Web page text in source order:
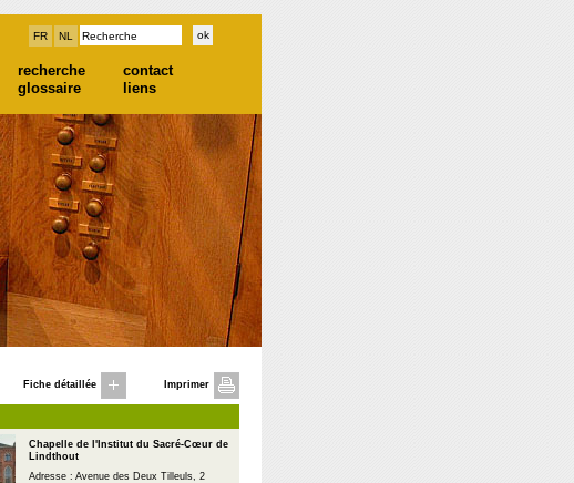
FR NL
recherche
contact
glossaire liens
Fiche détaillée Imprimer
Chapelle de l'Institut du Sacré-Cœur de
Lindthout
Adresse : Avenue des Deux Tilleuls, 2